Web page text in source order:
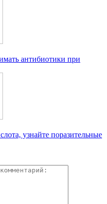
антибиотики при
узнайте поразительные